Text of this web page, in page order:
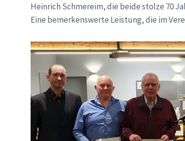
Heinrich Schmereim, die beide stolze 70
Eine bemerkenswerte Leistung, die im